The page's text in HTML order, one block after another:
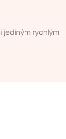
jediným rychlým